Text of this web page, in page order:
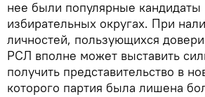
нее были популярные кандидаты
избирательных округах. При
личностей, пользующихся
РСЛ вполне может выставить
получить представительство в
которого партия была лишена